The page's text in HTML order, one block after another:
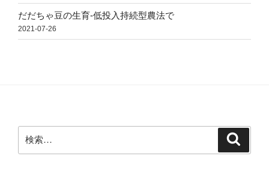
だだちゃ豆の生育-低投入持続型農法で
2021-07-26
索: